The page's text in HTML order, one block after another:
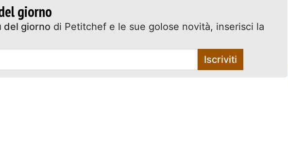
giorno
del giorno di Petitchef e le sue golose novità, inserisci la
Iscriviti